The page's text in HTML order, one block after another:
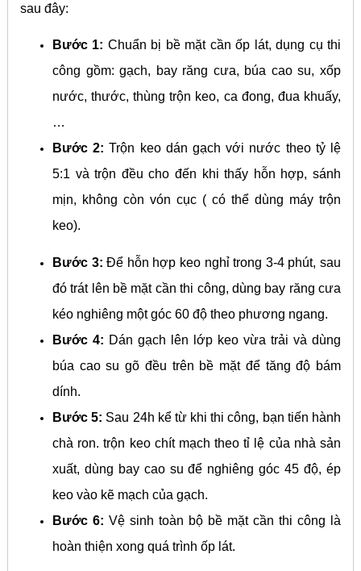
sau đây:
Bước 1: Chuẩn bị bề mặt cần ốp lát, dụng cụ thi
công gồm: gạch, bay răng cưa, búa cao su, xốp
nước, thước, thùng trộn keo, ca đong, đua khuấy,
…
Bước 2: Trộn keo dán gạch với nước theo tỷ lệ
5:1 và trộn đều cho đến khi thấy hỗn hợp, sánh
mịn, không còn vón cục ( có thể dùng máy trộn
keo).
Bước 3: Để hỗn hợp keo nghỉ trong 3-4 phút, sau
đó trát lên bề mặt cần thi công, dùng bay răng cưa
kéo nghiêng một góc 60 độ theo phương ngang.
Bước 4: Dán gạch lên lớp keo vừa trải và dùng
búa cao su gõ đều trên bề mặt để tăng độ bám
dính.
Bước 5: Sau 24h kể từ khi thi công, bạn tiến hành
chà ron. trộn keo chít mạch theo tỉ lệ của nhà sản
xuất, dùng bay cao su để nghiêng góc 45 độ, ép
keo vào kẽ mạch của gạch.
Bước 6: Vệ sinh toàn bộ bề mặt cần thi công là
hoàn thiện xong quá trình ốp lát.